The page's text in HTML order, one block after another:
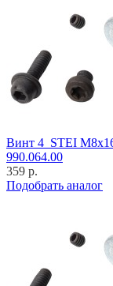
Винт 4_STEI
990.064.00
359 р.
Подобрать аналог